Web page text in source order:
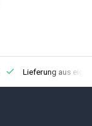
Lieferung aus